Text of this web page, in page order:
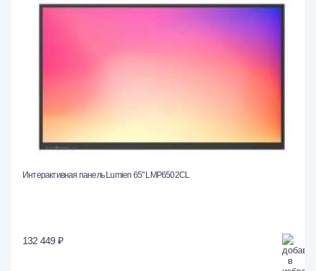
Интерактивная панель Lumien 65" LMP6502CL
132 449 ₽